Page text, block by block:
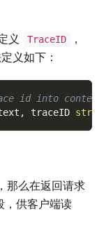
义 TraceID
，
义如下：
id into context
, traceID
，那么在返回请求
，供客户端读